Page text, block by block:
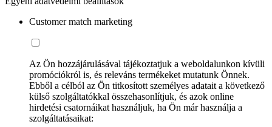
Customer match marketing
Az Ön hozzájárulásával tájékoztatjuk a weboldalunkon kívüli
promóciókról is, és releváns termékeket mutatunk Önnek.
Ebből a célból az Ön titkosított személyes adatait a következő
külső szolgáltatókkal összehasonlítjuk, és azok online
hirdetési csatornáikat használjuk, ha Ön már használja a
szolgáltatásaikat: